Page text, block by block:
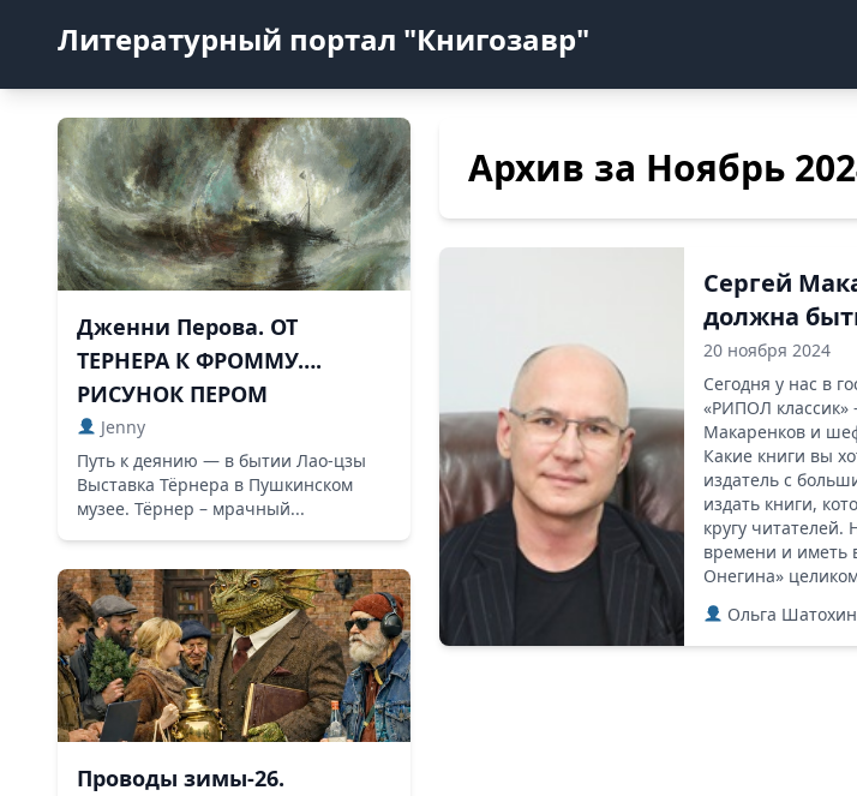
Литературный портал "Книгозавр"
Дженни Перова. ОТ
ТЕРНЕРА К ФРОММУ….
РИСУНОК ПЕРОМ
Jenny
Путь к деянию — в бытии Лао-цзы
Выставка Тёрнера в Пушкинском
музее. Тёрнер – мрачный...
Проводы зимы-26.
Архив за Ноябрь
Сергей
должна
20 ноября 2024
Сегодня у нас в
«РИПОЛ классик»
Макаренков и
Какие книги вы
издатель с
издать книги,
кругу
времени и иметь
Онегина»
Ольга